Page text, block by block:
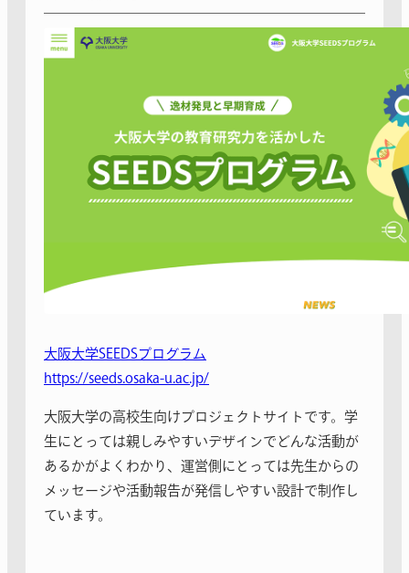
大阪大学SEEDSプログラム
https://seeds.osaka-u.ac.jp/
大阪大学の高校生向けプロジェクトサイトです。学
生にとっては親しみやすいデザインでどんな活動が
あるかがよくわかり、運営側にとっては先生からの
メッセージや活動報告が発信しやすい設計で制作し
ています。